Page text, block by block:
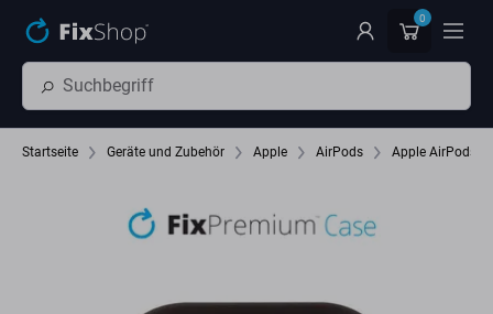
0
Startseite Geräte und Zubehör Apple AirPods Apple AirPods